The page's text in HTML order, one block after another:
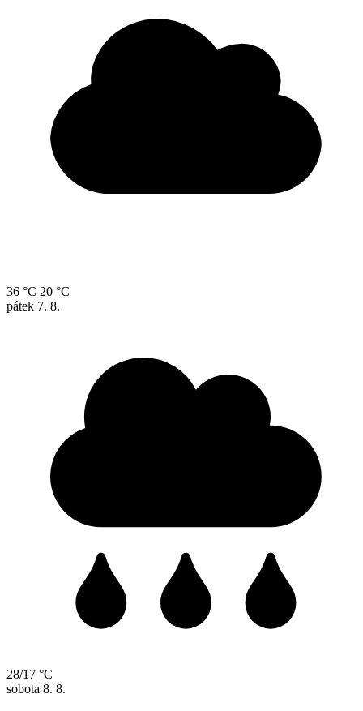
36 °C 20 °C
pátek 7. 8.
28/17 °C
sobota 8. 8.